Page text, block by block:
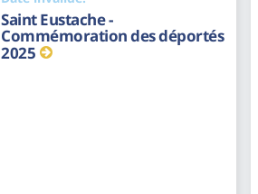
Saint Eustache -
Commémoration des déportés
2025